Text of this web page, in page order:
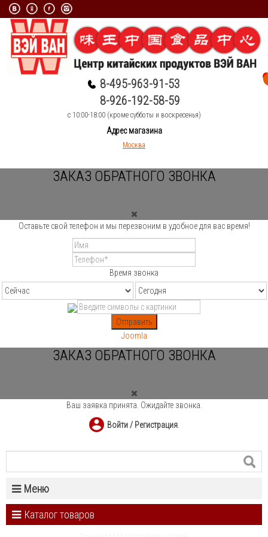
8-495-963-91-53
8-926-192-58-59
c 10:00-18:00 (кроме субботы и воскресенья)
Адрес магазина
Москва
ЗАКАЗ ОБРАТНОГО ЗВОНКА
Оставьте свой телефон и мы перезвоним в удобное для вас время!
Время звонка
Отправить
Joomla
ЗАКАЗ ОБРАТНОГО ЗВОНКА
Ваш заявка принята. Ожидайте звонка.
Войти / Регистрация.
Меню
Каталог товаров